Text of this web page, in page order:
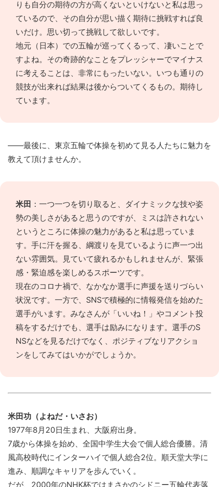
りも自分の期待の方が高くないといけないと私は思っ
ているので、その自分が思い描く期待に挑戦すれば良
いだけ。思い切って挑戦して欲しいです。
地元（日本）での五輪が巡ってくるって、凄いことで
すよね。その奇跡的なことをプレッシャーでマイナス
に考えることは、非常にもったいない。いつも通りの
競技が出来れば結果は後からついてくるもの。期待し
ています。
――最後に、東京五輪で体操を初めて見る人たちに魅力を
教えて頂けませんか。
米田 ：一つ一つを切り取ると、ダイナミックな技や姿
勢の美しさがあると思うのですが、ミスは許されない
というところに体操の魅力があると私は思っていま
す。手に汗を握る、綱渡りを見ているように声一つ出
ない雰囲気。見ていて疲れるかもしれませんが、緊張
感・緊迫感を楽しめるスポーツです。
現在のコロナ禍で、なかなか選手に声援を送りづらい
状況です。一方で、SNSで積極的に情報発信を始めた
選手がいます。みなさんが「いいね！」やコメント投
稿をするだけでも、選手は励みになります。選手のS
NSなどを見るだけでなく、ポジティブなリアクショ
ンをしてみてはいかがでしょうか。
米田功（よねだ・いさお）
1977年8月20日生まれ、大阪府出身。
7歳から体操を始め、全国中学生大会で個人総合優勝。清
風高校時代にインターハイで個人総合2位。順天堂大学に
進み、順調なキャリアを歩んでいく。
だが、2000年のNHK杯ではまさかのシドニー五輪代表落